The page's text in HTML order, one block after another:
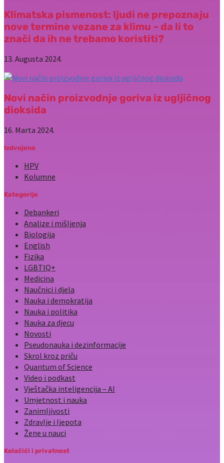
Klimatska pismenost: ljudi ne prepoznaju
nove termine vezane za klimu – da li to
znači da ih ne trebamo koristiti?
13. Augusta 2024.
Novi način proizvodnje goriva iz ugljičnog
dioksida
16. Marta 2024.
Izdvojeno
HPV
Kolumne
Kategorije
Debankeri
Analize i mišljenja
Biologija
English
Fizika
LGBTIQ+
Medicina
Naučnici i djela
Nauka i demokratija
Nauka i politika
Nauka za djecu
Novosti
Pseudonauka i dezinformacije
Skrol kroz priču
Quantum of Science
Video i podkast
Vještačka inteligencija – AI
Umjetnost i nauka
Zanimljivosti
Zdravlje i ljepota
Žene u nauci
Kolačići i privatnost